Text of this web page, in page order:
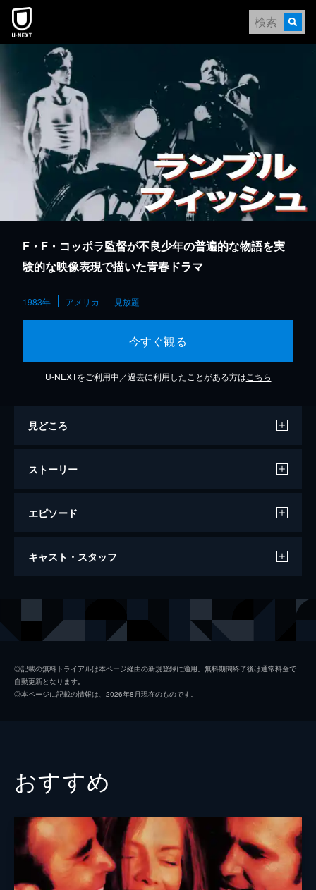
本文へスキップ
F・F・コッポラ監督が不良少年の普遍的な物語を実
験的な映像表現で描いた青春ドラマ
1983年 アメリカ 見放題
今すぐ観る
U-NEXTをご利用中／過去に利用したことがある方は こちら
見どころ
ストーリー
エピソード
ランブルフィッシュ
キャスト・スタッフ
ミッキー・ローク
ラリー・フィッシュバーン
トム・ウェイツ
ソフィア・コッポラ
◎記載の無料トライアルは本ページ経由の新規登録に適用。無料期間終了後は通常料金で
自動更新となります。
◎本ページに記載の情報は、2026年8月現在のものです。
おすすめ